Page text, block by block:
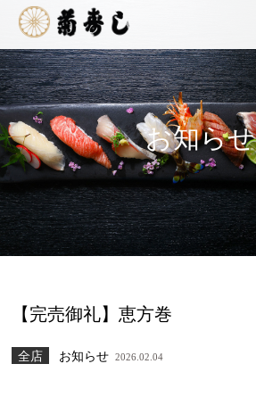
お知らせ
【完売御礼】恵方巻
全店 お知らせ 2026.02.04